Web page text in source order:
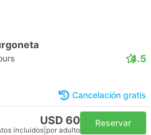
4.5
Cancelación gratis
USD 60
incluidos por adulto
Reservar